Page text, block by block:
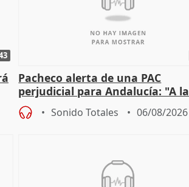
Pacheco alerta de una PAC
perjudicial para Andalucía: "A la
agricultura hay que protegerla"
Sonido Totales 06/08/2026